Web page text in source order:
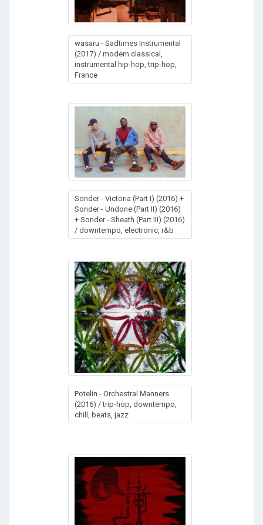
wasaru - Sadtimes Instrumental
(2017) / modern classical,
instrumental hip-hop, trip-hop,
France
Sonder - Victoria (Part I) (2016) +
Sonder - Undone (Part II) (2016)
+ Sonder - Sheath (Part III) (2016)
/ downtempo, electronic, r&b
Potelin - Orchestral Manners
(2016) / trip-hop, downtempo,
chill, beats, jazz